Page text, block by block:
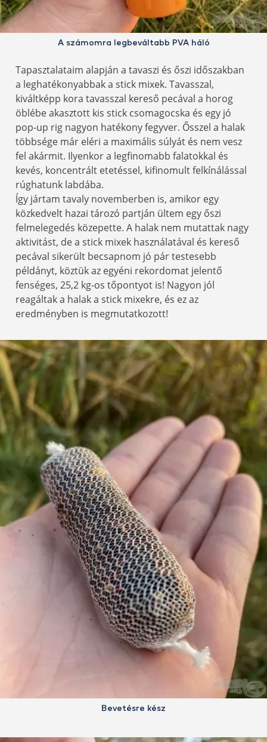
A számomra legbeváltabb PVA háló
Tapasztalataim alapján a tavaszi és őszi időszakban
a leghatékonyabbak a stick mixek. Tavasszal,
kiváltképp kora tavasszal kereső pecával a horog
öblébe akasztott kis stick csomagocska és egy jó
pop-up rig nagyon hatékony fegyver. Ősszel a halak
többsége már eléri a maximális súlyát és nem vesz
fel akármit. Ilyenkor a legfinomabb falatokkal és
kevés, koncentrált etetéssel, kifinomult felkínálással
rúghatunk labdába.
Így jártam tavaly novemberben is, amikor egy
közkedvelt hazai tározó partján ültem egy őszi
felmelegedés közepette. A halak nem mutattak nagy
aktivitást, de a stick mixek használatával és kereső
pecával sikerült becsapnom jó pár testesebb
példányt, köztük az egyéni rekordomat jelentő
fenséges, 25,2 kg-os tőpontyot is! Nagyon jól
reagáltak a halak a stick mixekre, és ez az
eredményben is megmutatkozott!
Bevetésre kész